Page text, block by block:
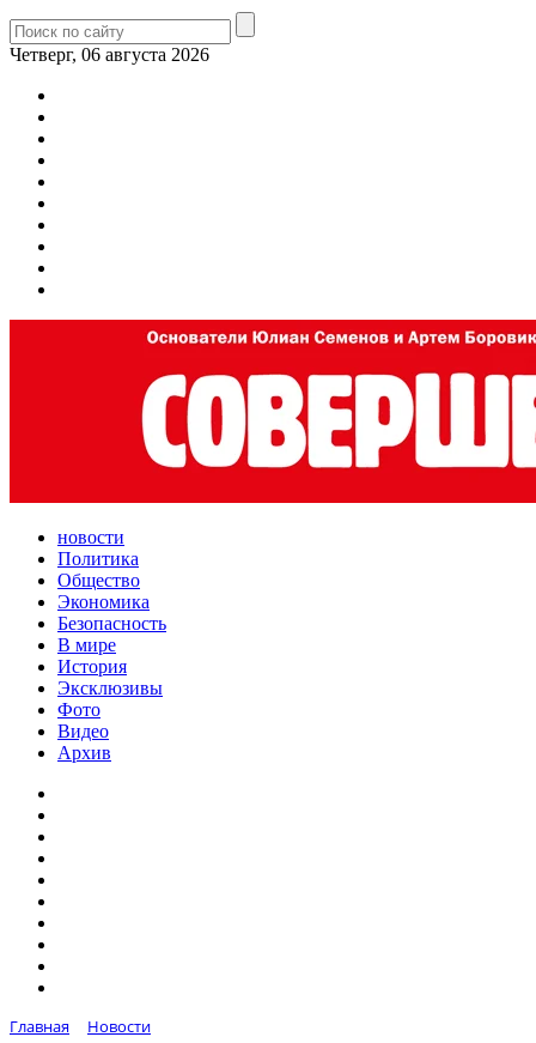
Четверг, 06 августа 2026
новости
Политика
Общество
Экономика
Безопасность
В мире
История
Эксклюзивы
Фото
Видео
Архив
Главная
Новости